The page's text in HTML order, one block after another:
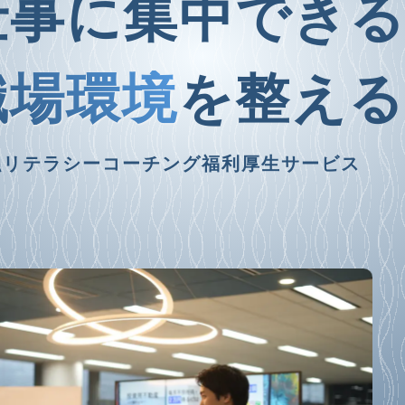
に集中できる
環境を整え
テラシーコーチング福利厚生サービス